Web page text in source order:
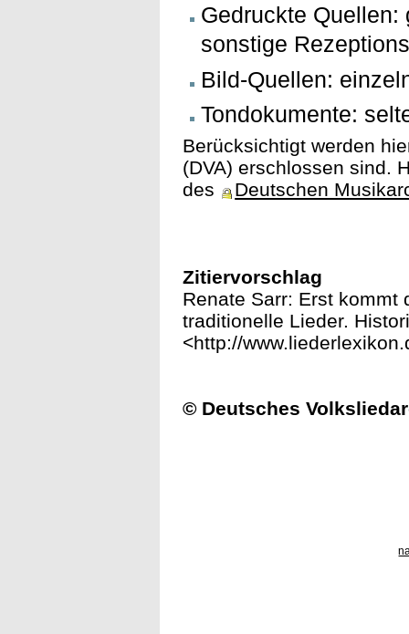
Gedruckte
sonstige
Bild-Quellen:
Tondokumente:
Berücksichtigt werden
(DVA) erschlossen sind.
des
Deutschen
Zitiervorschlag
Renate Sarr: Erst kommt
traditionelle Lieder.
<http://
© Deutsches